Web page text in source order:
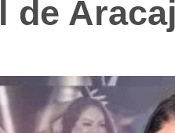
de